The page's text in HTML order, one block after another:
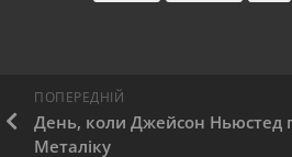
ПОПЕРЕДНІЙ
День, коли Джейсон Ньюстед
Металіку